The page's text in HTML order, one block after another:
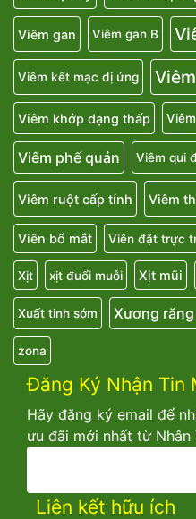
Viêm gan Viêm gan B
Viêm kết mạc dị ứng
Viêm khớp dạng thấp
Viêm phế quản Viêm qui
Viêm ruột cấp tính Viêm
Viên bổ mắt Viên đặt trực
Xịt xịt đuổi muỗi Xịt mũi
Xuất tinh sớm Xương
zona
Đăng Ký Nhận Tin
Hãy đăng ký email để
ưu đãi mới nhất từ Nhân
Liên kết hữu ích